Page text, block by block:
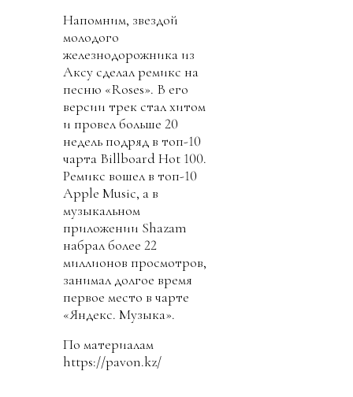
Напомним, звездой
молодого
железнодорожника из
Аксу сделал ремикс на
песню «Roses». В его
версии трек стал хитом
и провел больше 20
недель подряд в топ-10
чарта Billboard Hot 100.
Ремикс вошел в топ-10
Apple Music, а в
музыкальном
приложении Shazam
набрал более 22
миллионов просмотров,
занимал долгое время
первое место в чарте
«Яндекс. Музыка».
По материалам
https://pavon.kz/